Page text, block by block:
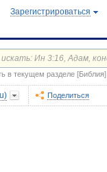
Зарегистрироваться
в текущем разделе [Библия]
Поделиться